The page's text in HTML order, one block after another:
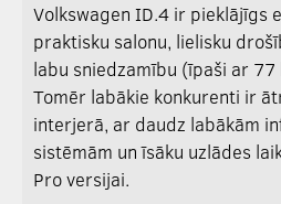
Volkswagen ID.4 ir pieklājīgs
praktisku salonu, lielisku
labu sniedzamību (īpaši ar
Tomēr labākie konkurenti ir
interjerā, ar daudz labākām
sistēmām un īsāku uzlādes
Pro versijai.